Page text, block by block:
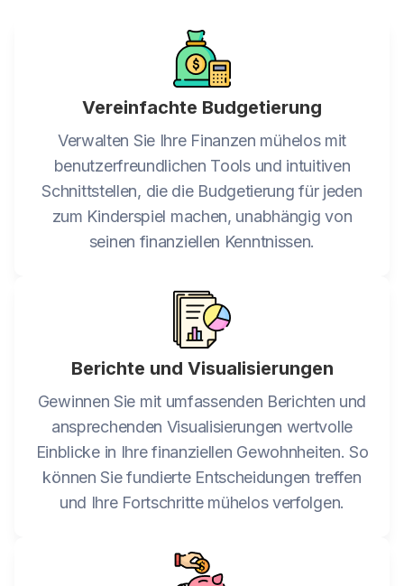
Vereinfachte Budgetierung
Verwalten Sie Ihre Finanzen mühelos mit
benutzerfreundlichen Tools und intuitiven
Schnittstellen, die die Budgetierung für jeden
zum Kinderspiel machen, unabhängig von
seinen finanziellen Kenntnissen.
Berichte und Visualisierungen
Gewinnen Sie mit umfassenden Berichten und
ansprechenden Visualisierungen wertvolle
Einblicke in Ihre finanziellen Gewohnheiten. So
können Sie fundierte Entscheidungen treffen
und Ihre Fortschritte mühelos verfolgen.